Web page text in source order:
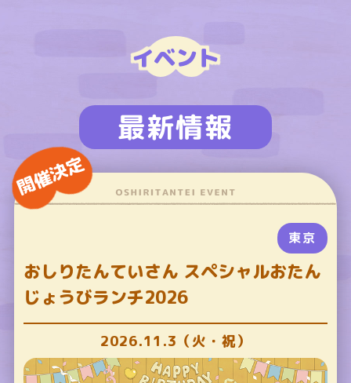
イベント
最新情報
開催決定
東京
おしりたんていさん スペシャルおたん
じょうびランチ2026
2026.11.3（火・祝）